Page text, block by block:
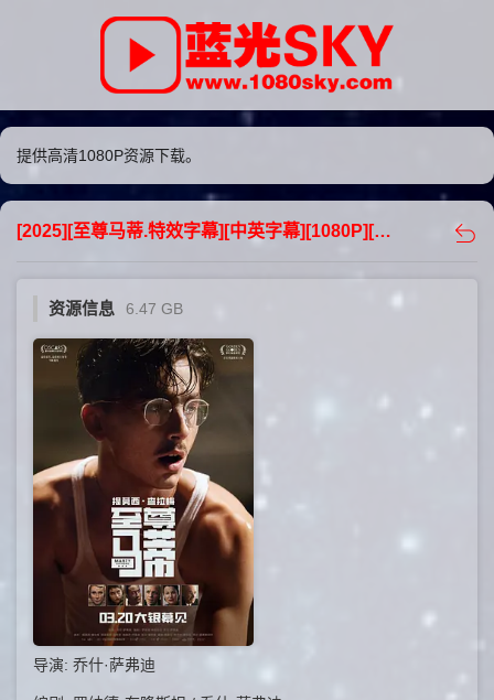
提供高清1080P资源下载。
[2025][至尊马蒂.特效字幕][中英字幕][1080P][6.47GB][下载] - 蓝光sky
资源信息 6.47 GB
导演: 乔什·萨弗迪